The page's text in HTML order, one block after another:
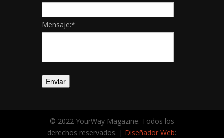
Mensaje:*
© 2022 YourWay Magazine. Todos los
derechos reservados. | Diseñador Web: